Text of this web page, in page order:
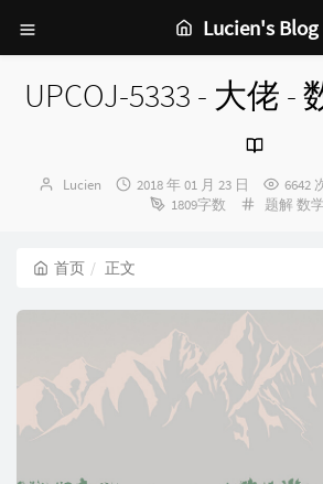
Lucien's Blog
UPCOJ-5333 - 大佬 -
博
Lucien
发
2018 年 01 月 23 日 6642
1809字数
分
题解 数
首页 正文